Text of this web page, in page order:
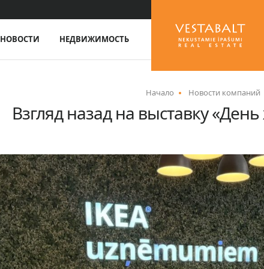
НОВОСТИ НЕДВИЖИМОСТЬ
Начало Новости компаний
Взгляд назад на выставку